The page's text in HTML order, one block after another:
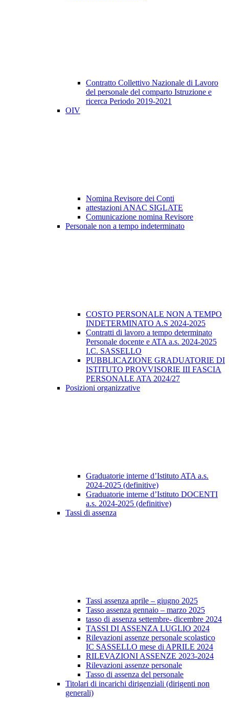
Contratto Collettivo Nazionale di Lavoro
del personale del comparto Istruzione e
ricerca Periodo 2019-2021
OIV
Nomina Revisore dei Conti
attestazioni ANAC SIGLATE
Comunicazione nomina Revisore
Personale non a tempo indeterminato
COSTO PERSONALE NON A TEMPO
INDETERMINATO A.S 2024-2025
Contratti di lavoro a tempo determinato
Personale docente e ATA a.s. 2024-2025
I.C. SASSELLO
PUBBLICAZIONE GRADUATORIE DI
ISTITUTO PROVVISORIE III FASCIA
PERSONALE ATA 2024/27
Posizioni organizzative
Graduatorie interne d’Istituto ATA a.s.
2024-2025 (definitive)
Graduatorie interne d’Istituto DOCENTI
a.s. 2024-2025 (definitive)
Tassi di assenza
Tassi assenza aprile – giugno 2025
Tasso assenza gennaio – marzo 2025
tasso di assenza settembre- dicembre 2024
TASSI DI ASSENZA LUGLIO 2024
Rilevazioni assenze personale scolastico
IC SASSELLO mese di APRILE 2024
RILEVAZIONI ASSENZE 2023-2024
Rilevazioni assenze personale
Tasso di assenza del personale
Titolari di incarichi dirigenziali (dirigenti non
generali)